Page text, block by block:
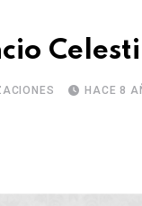
HACE 8